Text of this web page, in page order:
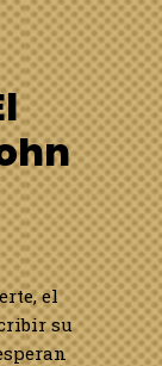
el
su